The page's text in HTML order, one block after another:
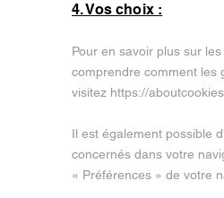
4. Vos choix :
Pour en savoir plus sur
comprendre comment les
visitez https://
Il est également possible
concernés dans votre
« Préférences » de votre